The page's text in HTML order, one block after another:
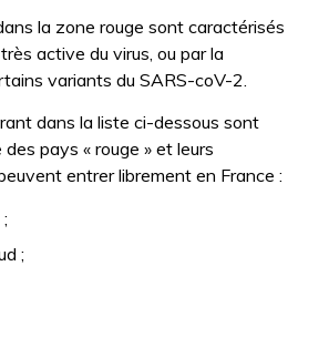
la zone rouge sont caractérisés
active du virus, ou par la
variants du SARS-coV-2.
dans la liste ci-dessous sont
pays « rouge » et leurs
entrer librement en France :
;